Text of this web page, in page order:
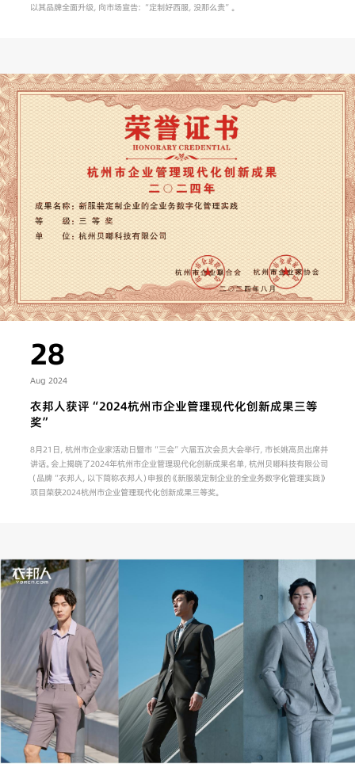
以其品牌全面升级，向市场宣告：“定制好西服，没那么贵”。
28
Aug 2024
衣邦人获评“2024杭州市企业管理现代化创新成果三等
奖”
8月21日，杭州市企业家活动日暨市“三会”六届五次会员大会举行，市长姚高员出席并
讲话。会上揭晓了2024年杭州市企业管理现代化创新成果名单，杭州贝嘟科技有限公司
（品牌“衣邦人，以下简称衣邦人）申报的《新服装定制企业的全业务数字化管理实践》
项目荣获2024杭州市企业管理现代化创新成果三等奖。